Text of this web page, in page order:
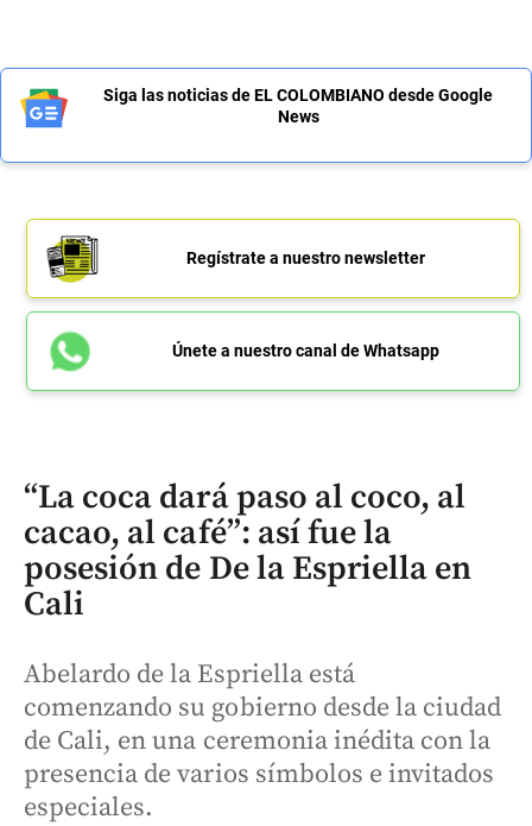
Siga las noticias de EL COLOMBIANO desde Google
News
Regístrate a nuestro newsletter
Únete a nuestro canal de Whatsapp
“La coca dará paso al coco, al
cacao, al café”: así fue la
posesión de De la Espriella en
Cali
Abelardo de la Espriella está
comenzando su gobierno desde la ciudad
de Cali, en una ceremonia inédita con la
presencia de varios símbolos e invitados
especiales.